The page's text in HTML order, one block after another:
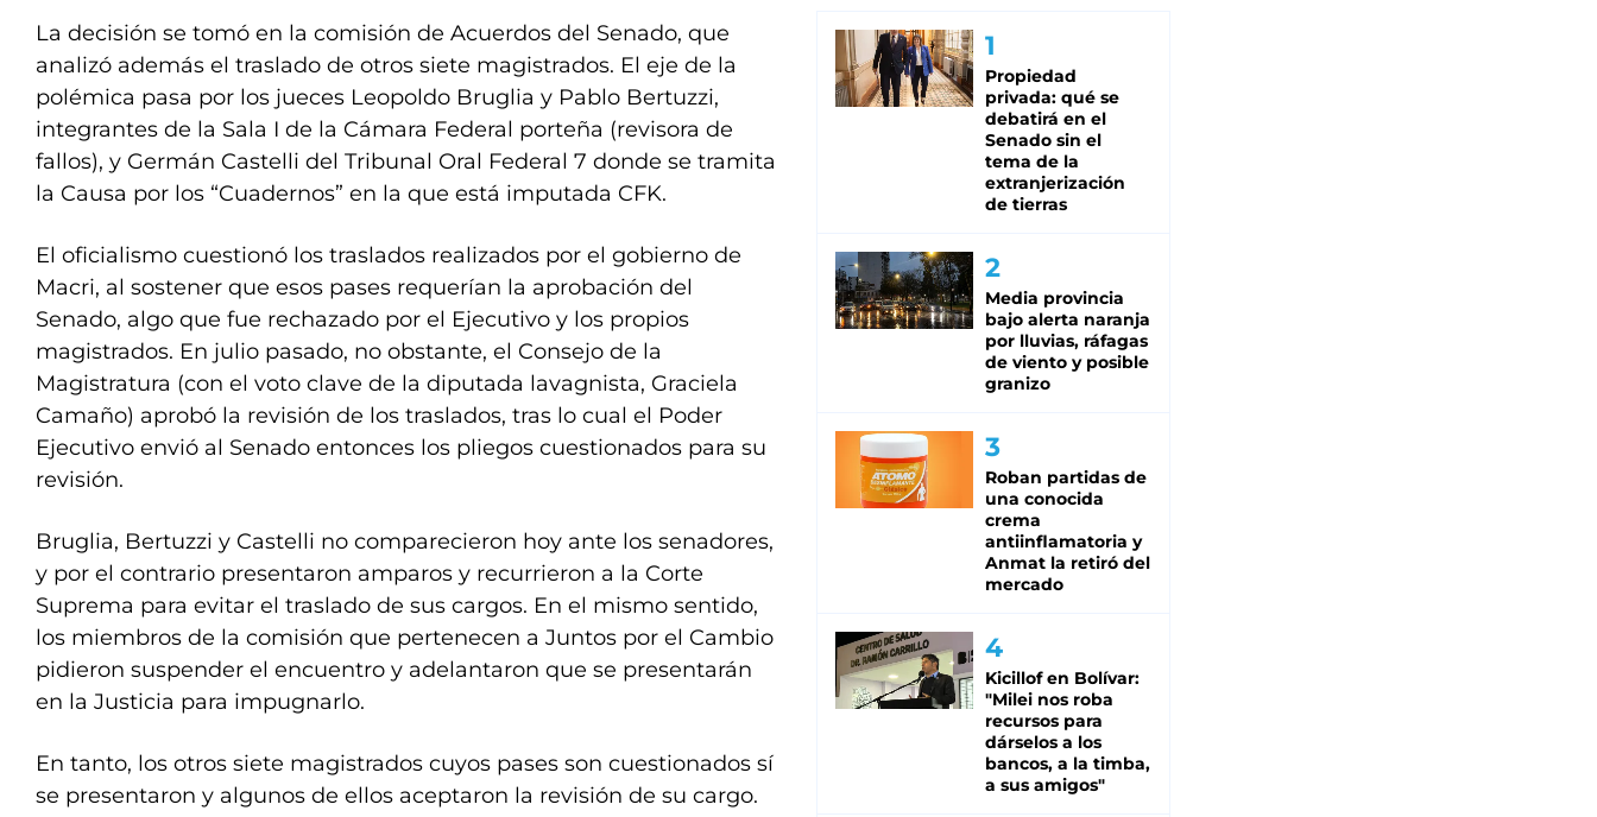
La decisión se tomó en la comisión de Acuerdos del Senado, que
analizó además el traslado de otros siete magistrados. El eje de la
polémica pasa por los jueces Leopoldo Bruglia y Pablo Bertuzzi,
integrantes de la Sala I de la Cámara Federal porteña (revisora de
fallos), y Germán Castelli del Tribunal Oral Federal 7 donde se tramita
la Causa por los “Cuadernos” en la que está imputada CFK.
El oficialismo cuestionó los traslados realizados por el gobierno de
Macri, al sostener que esos pases requerían la aprobación del
Senado, algo que fue rechazado por el Ejecutivo y los propios
magistrados. En julio pasado, no obstante, el Consejo de la
Magistratura (con el voto clave de la diputada lavagnista, Graciela
Camaño) aprobó la revisión de los traslados, tras lo cual el Poder
Ejecutivo envió al Senado entonces los pliegos cuestionados para su
revisión.
Bruglia, Bertuzzi y Castelli no comparecieron hoy ante los senadores,
y por el contrario presentaron amparos y recurrieron a la Corte
Suprema para evitar el traslado de sus cargos. En el mismo sentido,
los miembros de la comisión que pertenecen a Juntos por el Cambio
pidieron suspender el encuentro y adelantaron que se presentarán
en la Justicia para impugnarlo.
En tanto, los otros siete magistrados cuyos pases son cuestionados sí
se presentaron y algunos de ellos aceptaron la revisión de su cargo.
Propiedad
privada: qué se
debatirá en el
Senado sin el
tema de la
extranjerización
de tierras
Media provincia
bajo alerta naranja
por lluvias, ráfagas
de viento y posible
granizo
Roban partidas de
una conocida
crema
antiinflamatoria y
Anmat la retiró del
mercado
Kicillof en Bolívar:
"Milei nos roba
recursos para
dárselos a los
bancos, a la timba,
a sus amigos"